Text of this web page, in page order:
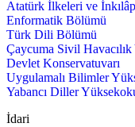
Atatürk İlkeleri ve
Enformatik Bölümü
Türk Dili Bölümü
Çaycuma Sivil
Devlet Konservatuvarı
Uygulamalı Bilimler
Yabancı Diller
İdari